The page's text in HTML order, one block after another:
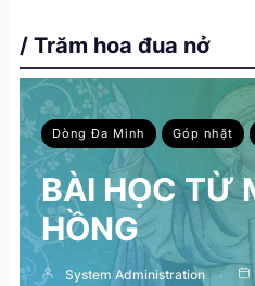
/ Trăm hoa đua nở
Dòng Đa Minh Góp nhặt
BÀI HỌC TỪ
HỒNG
System Administration